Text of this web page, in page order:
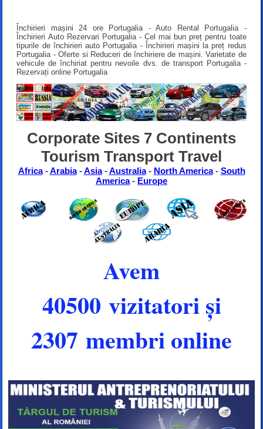
Închirieri mașini 24 ore Portugalia - Auto Rental Portugalia -
Închirieri Auto Rezervari Portugalia - Cel mai bun preț pentru toate
tipurile de închirieri auto Portugalia - Închirieri mașini la preț redus
Portugalia - Oferte si Reduceri de închiriere de mașini. Varietate de
vehicule de închiriat pentru nevoile dvs. de transport Portugalia -
Rezervați online Portugalia
Corporate Sites 7 Continents
Tourism Transport Travel
Africa-Arabia-Asia-Australia- North America- South
America- Europe
Avem
40500 vizitatori și
2307 membri online